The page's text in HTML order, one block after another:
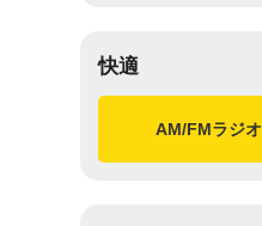
快適
AM/FMラジオ